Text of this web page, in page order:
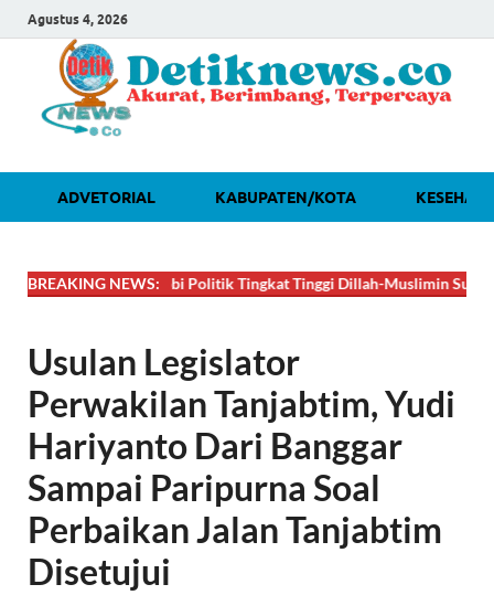
Agustus 4, 2026
ADVETORIAL KABUPATEN/KOTA
BREAKING NEWS:
DAHSYAT! Lobi Politik Tingkat Tinggi Dillah-Muslimin Sukses
Usulan Legislator
Perwakilan Tanjabtim, Yudi
Hariyanto Dari Banggar
Sampai Paripurna Soal
Perbaikan Jalan Tanjabtim
Disetujui